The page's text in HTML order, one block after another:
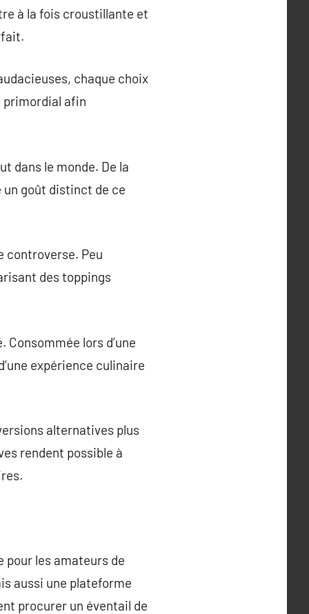
à la fois croustillante et
chaque choix
primordial afin
dans le monde. De la
un goût distinct de ce
controverse. Peu
des toppings
lors d’une
expérience culinaire
alternatives plus
rendent possible à
pour les amateurs de
aussi une plateforme
procurer un éventail de